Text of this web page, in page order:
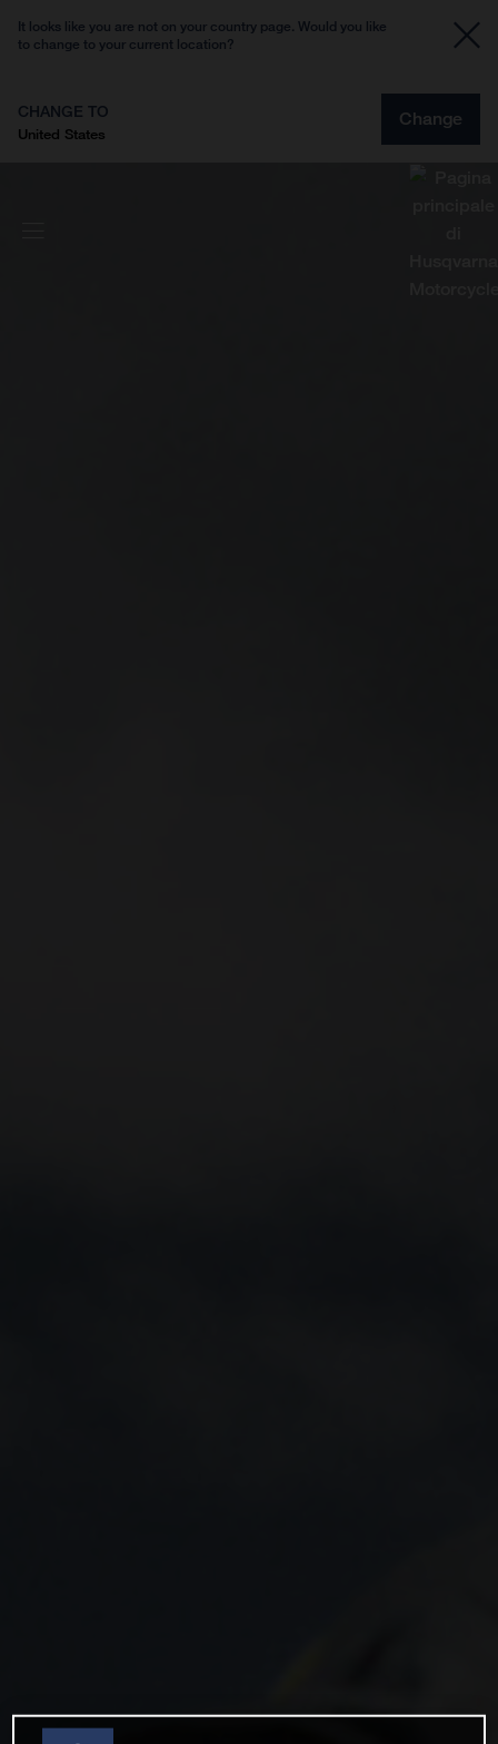
It looks like you are not on your country page. Would you like
to change to your current location?
CHANGE TO
United States
Change